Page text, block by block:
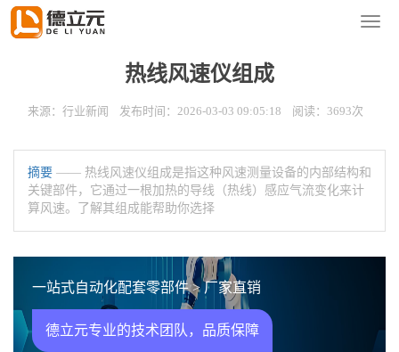
导
您的位置：首页
热线风速仪组成
来源：行业新闻 发布时间：2026-03-03 09:05:18 阅读：3693次
摘要 —— 热线风速仪组成是指这种风速测量设备的内部结构和
关键部件，它通过一根加热的导线（热线）感应气流变化来计
算风速。了解其组成能帮助你选择
一站式自动化配套零部件 > 厂家直销
德立元专业的技术团队，品质保障